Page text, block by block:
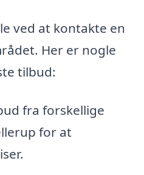
ved at kontakte en
Her er nogle
tilbud:
fra forskellige
for at